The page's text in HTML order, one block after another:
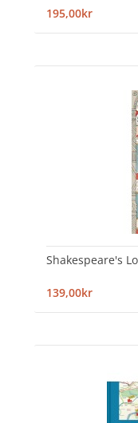
195,00kr
Shakespeare's
139,00kr